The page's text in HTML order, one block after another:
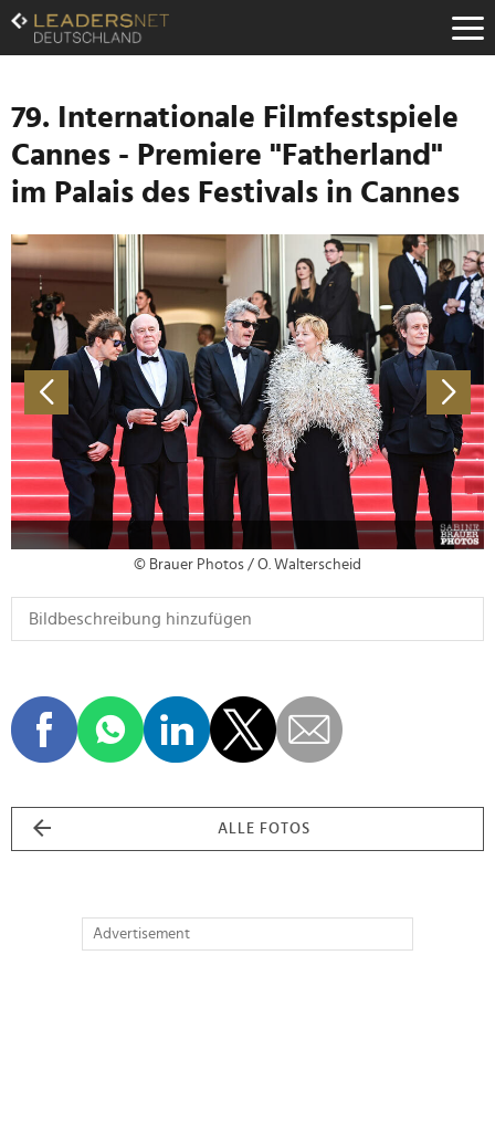
Zum
Inhalt
Zur
Navigation
Zur
Hauptnavigation
79. Internationale Filmfestspiele
Cannes - Premiere "Fatherland"
im Palais des Festivals in Cannes
© Brauer Photos / O. Walterscheid
ALLE FOTOS
Advertisement